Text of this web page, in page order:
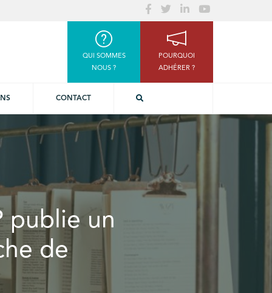
QUI SOMMES
NOUS ?
POURQUOI
ADHÉRER ?
CONTACT
publie un
de